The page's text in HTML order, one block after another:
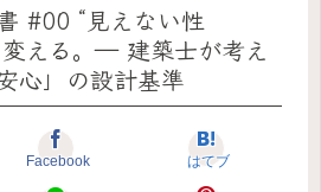
#00 “見えない性
える。― 建築士が考え
心」の設計基準
Facebook はてブ